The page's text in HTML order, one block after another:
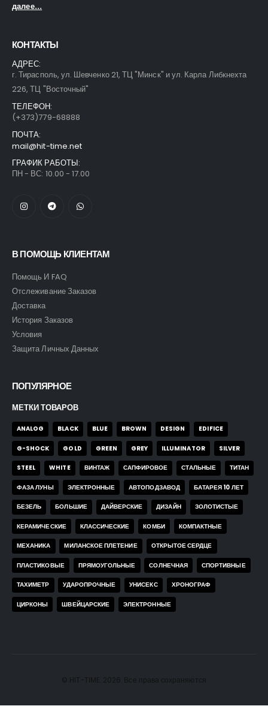
далее...
КОНТАКТЫ
АДРЕС:
г. Тирасполь, ул. Шевченко 21, ТЦ "Минск" и ул. Карла Либкнехта
226, ТЦ "Восточный"
ТЕЛЕФОН:
(+373)779-68888
ПОЧТА:
mail@hit-time.net
ГРАФИК РАБОТЫ:
ПН - ВС: 10.00 - 17.00
В ПОМОЩЬ КЛИЕНТАМ
Помощь И FAQ
Отслеживание Заказов
Доставка
История Заказов
Условия
Защита Личных Данных
ПОПУЛЯРНОЕ
МЕТКИ ТОВАРОВ
ANALOG BLACK BLUE BROWN DESIGN EDIFICE
G-SHOCK GOLD GREEN GREY ILLUMINATOR SILVER
STEEL WHITE ВИНТАЖ САПФИРОВОЕ СТАЛЬНЫЕ ТИТАН
ФАЗА ЛУНЫ ЭЛЕКТРОННЫЕ АВТОПОДЗАВОД БАТАРЕЯ 10 ЛЕТ
БЕЗЕЛЬ БОЛЬШИЕ ДАЙВЕРСКИЕ ДИЗАЙН ЗОЛОТИСТЫЕ
КЕРАМИЧЕСКИЕ КЛАССИЧЕСКИЕ КОМБИ КОМПАКТНЫЕ
МЕХАНИКА МИЛАНСКОЕ ПЛЕТЕНИЕ ОТКРЫТОЕ СЕРДЦЕ
ПЛАСТИКОВЫЕ ПРЯМОУГОЛЬНЫЕ СОЛНЕЧНАЯ СПОРТИВНЫЕ
ТАХИМЕТР УДАРОПРОЧНЫЕ УНИСЕКС ХРОНОГРАФ
ЦИРКОНЫ ШВЕЙЦАРСКИЕ ЭЛЕКТРОННЫЕ
© HIT-TIME. 2026. Все права сохраняются